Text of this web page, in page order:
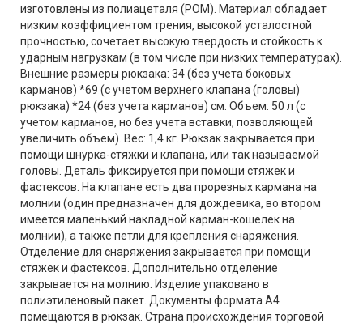
изготовлены из полиацеталя (POM). Материал обладает
низким коэффициентом трения, высокой усталостной
прочностью, сочетает высокую твердость и стойкость к
ударным нагрузкам (в том числе при низких температурах).
Внешние размеры рюкзака: 34 (без учета боковых
карманов) *69 (с учетом верхнего клапана (головы)
рюкзака) *24 (без учета карманов) см. Объем: 50 л (с
учетом карманов, но без учета вставки, позволяющей
увеличить объем). Вес: 1,4 кг. Рюкзак закрывается при
помощи шнурка-стяжки и клапана, или так называемой
головы. Деталь фиксируется при помощи стяжек и
фастексов. На клапане есть два прорезных кармана на
молнии (один предназначен для дождевика, во втором
имеется маленький накладной карман-кошелек на
молнии), а также петли для крепления снаряжения.
Отделение для снаряжения закрывается при помощи
стяжек и фастексов. Дополнительно отделение
закрывается на молнию. Изделие упаковано в
полиэтиленовый пакет. Документы формата А4
помещаются в рюкзак. Страна происхождения торговой